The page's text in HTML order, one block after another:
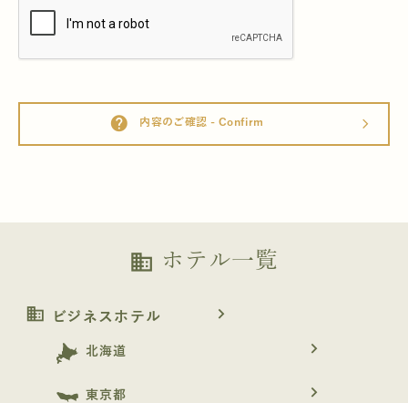
help 内容のご確認 - Confirm arrow_forward_ios
business ホテル一覧
business ビジネスホテル navigate_next
北海道 navigate_next
東京都 navigate_next